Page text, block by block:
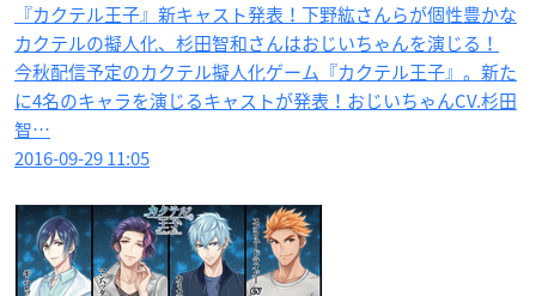
『カクテル王子』新キャスト発表！下野紘さんらが個性豊かな
カクテルの擬人化、杉田智和さんはおじいちゃんを演じる！
今秋配信予定のカクテル擬人化ゲーム『カクテル王子』。新た
に4名のキャラを演じるキャストが発表！おじいちゃんCV.杉田
智…
2016-09-29 11:05